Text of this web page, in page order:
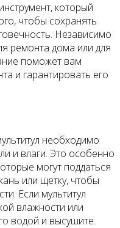
который
чтобы сохранять
Независимо
ремонта дома или для
поможет вам
и гарантировать его
необходимо
и влаги. Это особенно
могут поддаться
или щетку, чтобы
Если мультитул
влажности или
водой и высушите.